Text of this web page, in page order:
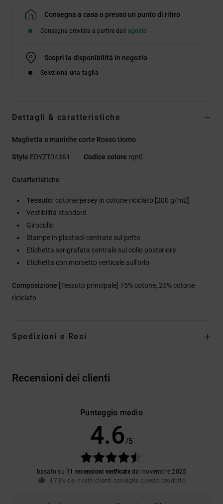
Consegna a casa o presso un punto di ritiro
Consegna prevista a partire da8 agosto
Scopri la disponibilità in negozio
Seleziona una taglia
Dettagli & caratteristiche
Maglietta a maniche corte Rosso Uomo
Style EDYZT04361 Codice colore rqn0
Caratteristiche
Tessuto: cotone/jersey in cotone riciclato [200 g/m2]
Vestibilità standard
Girocollo
Stampe in plastisol centrate sul petto
Etichetta serigrafata centrale sul collo posteriore
Etichetta con morsetto verticale sull'orlo
Composizione [Tessuto principale] 75% cotone, 25% cotone
riciclato
Spedizioni e Resi
Recensioni dei clienti
Punteggio medio
4.6 /5
basato su 11 recensioni verificatedal novembre 2025
Il 73% dei nostri clienti consiglia questo prodotto